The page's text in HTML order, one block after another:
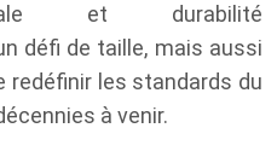
et durabilité
défi de taille, mais aussi
redéfinir les standards du
à venir.